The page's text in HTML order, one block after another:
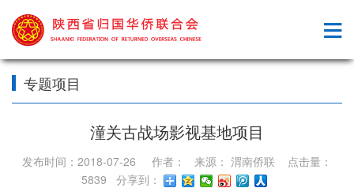
专题项目
潼关古战场影视基地项目
发布时间：2018-07-26 作者： 来源： 渭南侨联 点击量：
5839 分享到：